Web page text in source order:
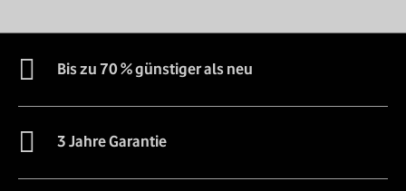
Bis zu 70 % günstiger als neu
3 Jahre Garantie